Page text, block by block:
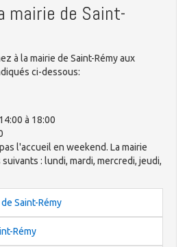
mairie de Saint-
à la mairie de Saint-Rémy aux
ci-dessous:
à 18:00
l'accueil en weekend. La mairie
: lundi, mardi, mercredi, jeudi,
Saint-Rémy
Rémy